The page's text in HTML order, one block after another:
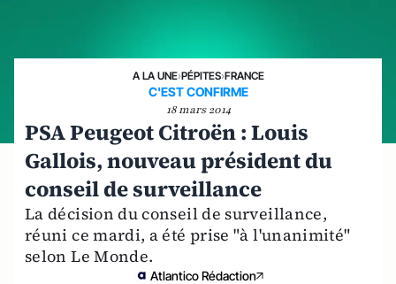
A LA UNE›PÉPITES›FRANCE
C'EST CONFIRME
18 mars 2014
PSA Peugeot Citroën : Louis
Gallois, nouveau président du
conseil de surveillance
La décision du conseil de surveillance,
réuni ce mardi, a été prise "à l'unanimité"
selon Le Monde.
Atlantico Rédaction